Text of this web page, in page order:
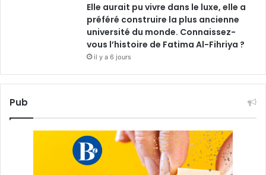
Elle aurait pu vivre dans le luxe, elle a
préféré construire la plus ancienne
université du monde. Connaissez-
vous l’histoire de Fatima Al-Fihriya ?
il y a 6 jours
Pub